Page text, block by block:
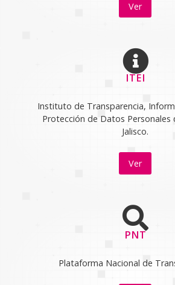
Ver
ITEI
Instituto de Transparencia,
Protección de Datos Personales
Jalisco.
Ver
PNT
Plataforma Nacional de